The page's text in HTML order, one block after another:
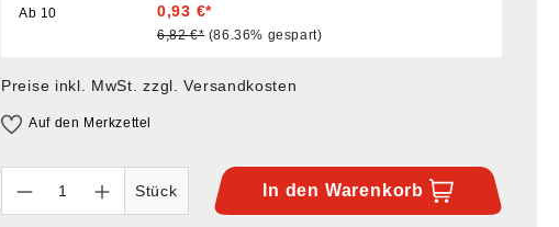
Ab 10 0,93 €*
6,82 €* (86.36% gespart)
Preise inkl. MwSt. zzgl. Versandkosten
Auf den Merkzettel
Stück
In den Warenkorb